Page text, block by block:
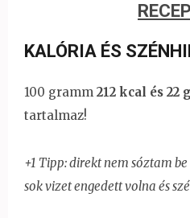
KALÓRIA ÉS
100 gramm 212 kcal és
tartalmaz!
+1 Tipp: direkt nem sóztam
sok vizet engedett volna és